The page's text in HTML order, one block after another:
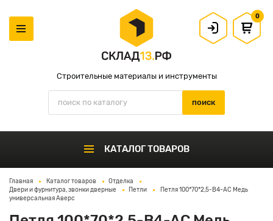
Строительные материалы и инструменты
0
КАТАЛОГ ТОВАРОВ
Главная Каталог товаров
Отделка
Двери и фурнитура, звонки дверные
Петли
Петля 100*70*2,5-B4-AC Медь
универсальная Аверс